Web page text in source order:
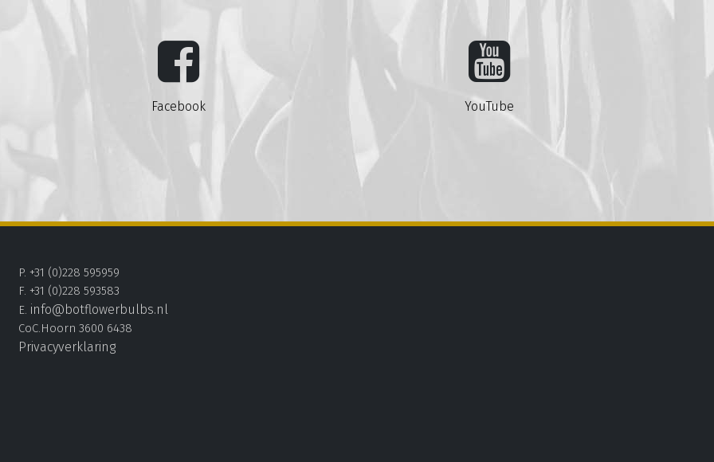
Facebook YouTube
P. +31 (0)228 595959
F. +31 (0)228 593583
E. info@botflowerbulbs.nl
CoC.Hoorn 3600 6438
Privacyverklaring